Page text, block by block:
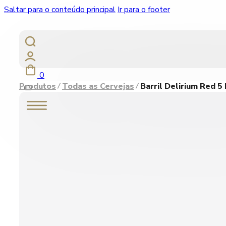
Saltar para o conteúdo principal Ir para o footer
0
Produtos
Todas as Cervejas Barril Delirium Red 5